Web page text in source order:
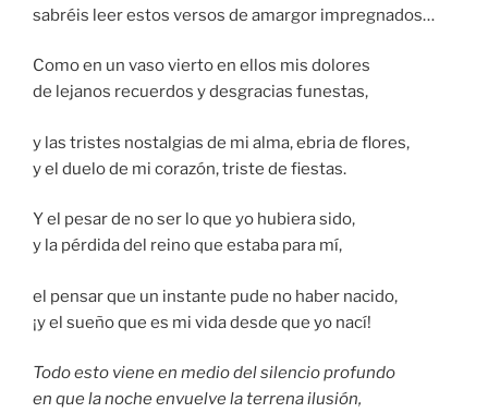
sabréis leer estos versos de amargor impregnados…
Como en un vaso vierto en ellos mis dolores
de lejanos recuerdos y desgracias funestas,
y las tristes nostalgias de mi alma, ebria de flores,
y el duelo de mi corazón, triste de fiestas.
Y el pesar de no ser lo que yo hubiera sido,
y la pérdida del reino que estaba para mí,
el pensar que un instante pude no haber nacido,
¡y el sueño que es mi vida desde que yo nací!
Todo esto viene en medio del silencio profundo
en que la noche envuelve la terrena ilusión,